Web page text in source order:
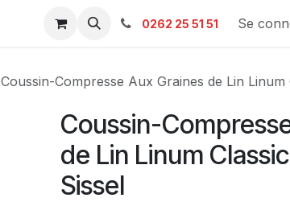
Contacts SAV Ambulance
0262 25 51 51 Se
Coussin-Compresse Aux Graines de Lin Linum
Coussin-
de Lin Linum
Sissel